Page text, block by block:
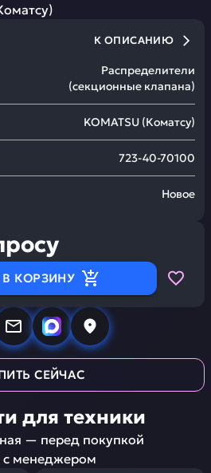
)
К ОПИСАНИЮ
Распределители
(секционные клапана)
KOMATSU (Коматсу)
723-40-70100
Новое
КОРЗИНУ
СЕЙЧАС
для техники
— перед покупкой
с менеджером